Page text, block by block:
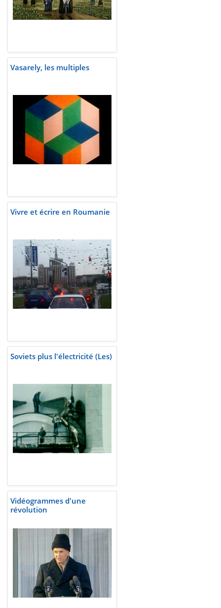
Vasarely, les multiples
Vivre et écrire en Roumanie
Soviets plus l'électricité (Les)
Vidéogrammes d'une
révolution